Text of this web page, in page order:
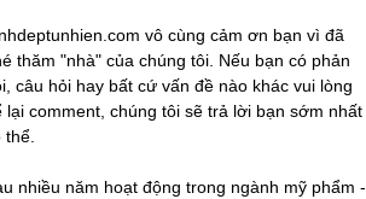
vô cùng cảm ơn bạn vì đã
thăm "nhà" của chúng tôi. Nếu bạn có phản
câu hỏi hay bất cứ vấn đề nào khác vui lòng
lại comment, chúng tôi sẽ trả lời bạn sớm nhất
thể.
nhiều năm hoạt động trong ngành mỹ phẩm -